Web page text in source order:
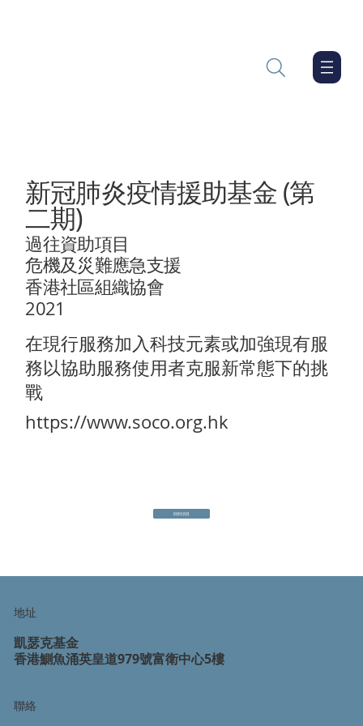
新冠肺炎疫情援助基金 (第
二期)
過往資助項目
危機及災難應急支援
香港社區組織協會
2021
在現行服務加入科技元素或加強現有服
務以協助服務使用者克服新常態下的挑
戰
回到項目
https://www.soco.org.hk
地址
凱瑟克基金
香港鰂魚涌英皇道979號富衛中心5樓
聯絡